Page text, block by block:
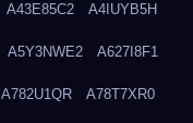
A43E85C2 A4IUYB5H
A5Y3NWE2 A627I8F1
A782U1QR A78T7XR0